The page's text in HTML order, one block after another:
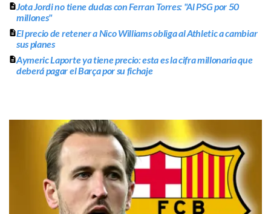
Jota Jordi no tiene dudas con Ferran Torres: "Al PSG por 50
millones"
El precio de retener a Nico Williams obliga al Athletic a cambiar
sus planes
Aymeric Laporte ya tiene precio: esta es la cifra millonaria que
deberá pagar el Barça por su fichaje